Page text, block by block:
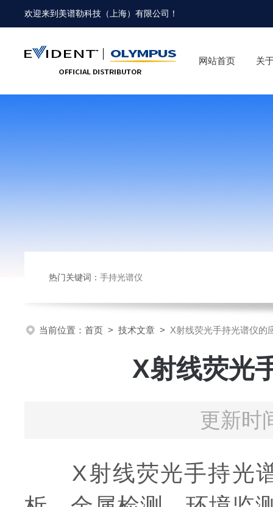
欢迎来到 美谱勒科技（上海）有限公司 ！
网站首页 关
热门关键词： 手持光谱仪
当前位置： 首页 > 技术文章 > X射线荧光手持光谱仪的
X射线荧光
更新时
X射线荧光手持光谱